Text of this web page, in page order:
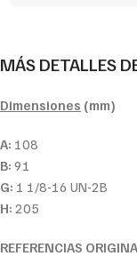
MÁS DETALLES
Dimensiones (mm)
A: 108
B: 91
G: 1 1/8-16 UN-2B
H: 205
REFERENCIAS